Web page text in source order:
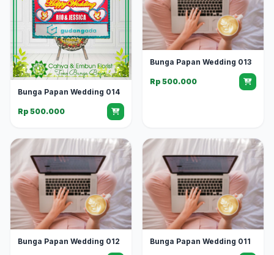
Bunga Papan Wedding 014
Rp 500.000
Bunga Papan Wedding 013
Rp 500.000
Bunga Papan Wedding 012 Bunga Papan Wedding 011